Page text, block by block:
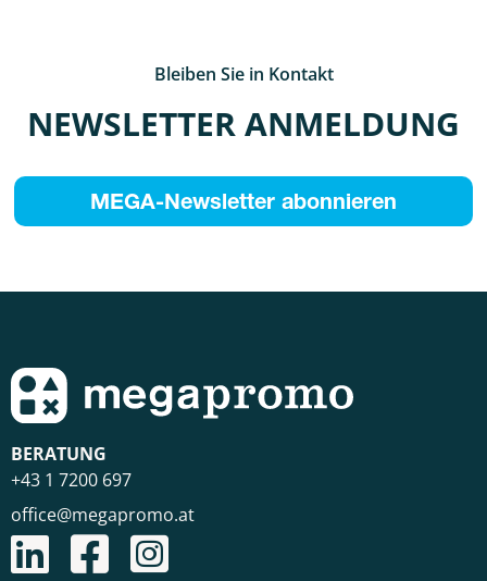
Bleiben Sie in Kontakt
NEWSLETTER ANMELDUNG
MEGA-Newsletter abonnieren
BERATUNG
+43 1 7200 697
office@megapromo.at